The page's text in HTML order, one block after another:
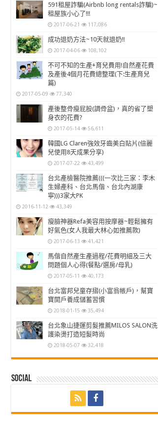
591租屋詐騙(Airbnb long rentals詐騙)~
租屋族小心了!!!
2017-06-21 117,086
成功退奶方法~10天就退奶!!
2017-04-06 108,102
不可不知的生產+育兒費用!自然產花費
及產後4個月花費總整理(下:生產育兒
篇)
2017-05-09 77,340
產後整骨瘦屁股(調骨盆)，真的省了塑
身衣的花費?
2017-05-14 56,611
韓國LG Claren強效牙齒美白貼片(倍麗
兒使用8天成果分享)
2017-07-22 43,499
台北產檢醫院推薦(((一次比三家：李木
生婦產科、台北馬偕、台北內湖康
寧)))3家大PK
2016-11-12 43,349
瘦臉神器Refa美容用按摩器~輕鬆擁有
好氣色(女人我最大林心如推薦款)
2017-06-13 41,421
馬偕自然產生產過程/花費明細及三大
問題個人心得(餐點/選房/母乳)
2017-05-11 40,173
台北富邦兒童存摺(小富翁帳戶)，幫寶
寶開戶養成儲蓄習慣
2018-01-15 35,494
台北象山捷運剪髮推薦MILOS SALON洗
護染燙打造短髮時尚
2018-05-07 32,418
Social